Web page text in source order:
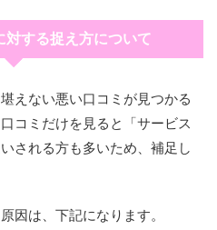
対する捉え方について
えない悪い口コミが見つかる
コミだけを見ると「サービス
される方も多いため、補足し
因は、下記になります。